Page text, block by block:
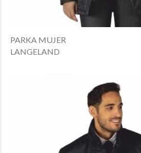
PARKA MUJER
LANGELAND